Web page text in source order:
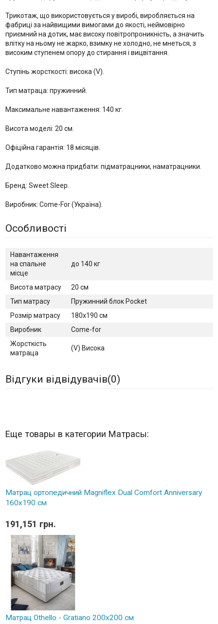
Трикотаж, що використовується у виробі, виробляється на
фабриці за найвищими вимогами до якості, неймовірно
приємний на дотик, має високу повітропроникність, а значить
влітку на ньому не жарко, взимку не холодно, не мнеться, з
високим ступенем опору до стирання і вицвітання.
Ступінь жорсткості: висока (V).
Тип матраца: пружинний.
Максимальне навантаження: 140 кг.
Висота моделі: 20 см.
Офіційна гарантія: 18 місяців.
Додатково можна придбати: підматрацники, наматрацники.
Бренд: Sweet Sleep.
Виробник: Come-For (Україна).
Особливості
Навантаження
на спальне
місце
до 140 кг
Висота матрасу
20 см
Тип матрасу
Пружинний блок Pocket
Розмір матрасу
180x190 см
Виробник
Come-for
Жорсткість
матраца
(V) Висока
Відгуки відвідувачів(0)
Еще товары в категории Матрасы:
Матрац ортопедичний Magniflex Dual Comfort Anniversary
160х190 см
191,151 грн.
Матрац Othello - Gratiano 200х200 см